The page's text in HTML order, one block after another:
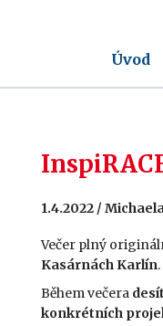
Úvod
1.4.2022 /
Večer plný
Kasárnách Karlín.
Během večera
konkrétních